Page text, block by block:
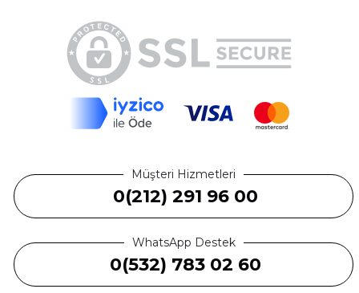
Müşteri Hizmetleri
0(212) 291 96 00
WhatsApp Destek
0(532) 783 02 60